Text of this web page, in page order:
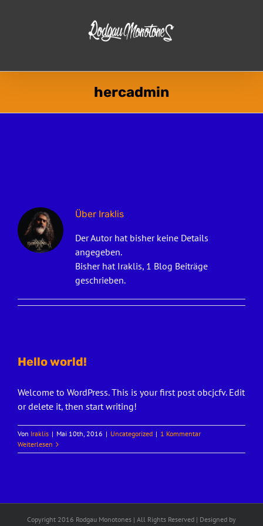
hercadmin
Über Iraklis
Der Autor hat bisher keine Details
angegeben.
Bisher hat Iraklis, 1 Blog Beiträge
geschrieben.
Hello world!
Welcome to WordPress. This is your first post obcjcfv. Edit
or delete it, then start writing!
Von Iraklis | Mai 10th, 2016 | Uncategorized | 1 Kommentar
Weiterlesen
Copyright 2016 Rodgau Monotones | All Rights Reserved | Designed by